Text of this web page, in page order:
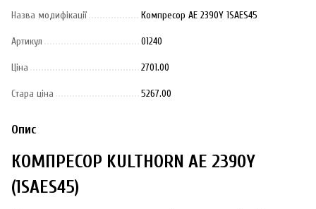
Назва модифікації Компресор AE 2390Y 1SAES45
Артикул 01240
Ціна 2701.00
Стара ціна 5267.00
Опис
КОМПРЕСОР KULTHORN AE 2390Y
(1SAES45)